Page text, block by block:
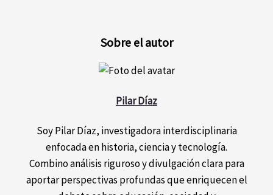
Sobre el autor
Pilar Díaz
Soy Pilar Díaz, investigadora interdisciplinaria
enfocada en historia, ciencia y tecnología.
Combino análisis riguroso y divulgación clara para
aportar perspectivas profundas que enriquecen el